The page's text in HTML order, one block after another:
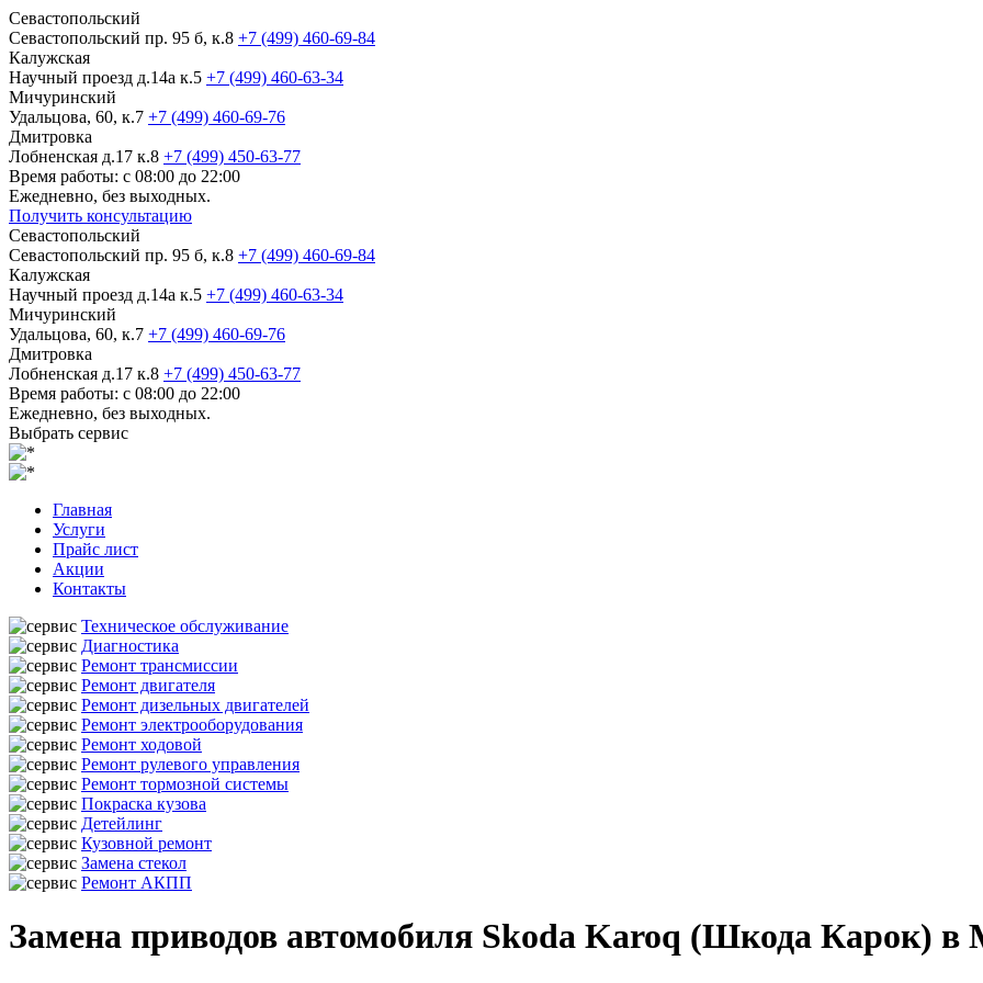
Севастопольский
Севастопольский пр. 95 б, к.8 +7 (499) 460-69-84
Калужская
Научный проезд д.14а к.5 +7 (499) 460-63-34
Мичуринский
Удальцова, 60, к.7 +7 (499) 460-69-76
Дмитровка
Лобненская д.17 к.8 +7 (499) 450-63-77
Время работы: с 08:00 до 22:00
Ежедневно, без выходных.
Получить консультацию
Севастопольский
Севастопольский пр. 95 б, к.8 +7 (499) 460-69-84
Калужская
Научный проезд д.14а к.5 +7 (499) 460-63-34
Мичуринский
Удальцова, 60, к.7 +7 (499) 460-69-76
Дмитровка
Лобненская д.17 к.8 +7 (499) 450-63-77
Время работы: с 08:00 до 22:00
Ежедневно, без выходных.
Выбрать сервис
Главная
Услуги
Прайс лист
Акции
Контакты
Техническое обслуживание
Диагностика
Ремонт трансмиссии
Ремонт двигателя
Ремонт дизельных двигателей
Ремонт электрооборудования
Ремонт ходовой
Ремонт рулевого управления
Ремонт тормозной системы
Покраска кузова
Детейлинг
Кузовной ремонт
Замена стекол
Ремонт АКПП
Замена приводов автомобиля Skoda Karoq (Шкода Карок) в